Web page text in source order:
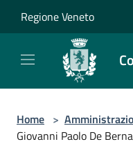
Regione Veneto
Home >
Giovanni Paolo De